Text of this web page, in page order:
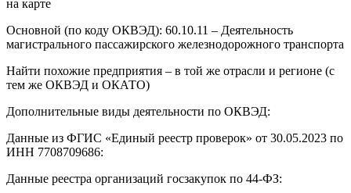
на карте
Основной (по коду ОКВЭД): 60.10.11 – Деятельность
магистрального пассажирского железнодорожного транспорта
Найти похожие предприятия – в той же отрасли и регионе (с
тем же ОКВЭД и ОКАТО)
Дополнительные виды деятельности по ОКВЭД:
Данные из ФГИС «Единый реестр проверок» от 30.05.2023 по
ИНН 7708709686:
Данные реестра организаций госзакупок по 44-ФЗ: